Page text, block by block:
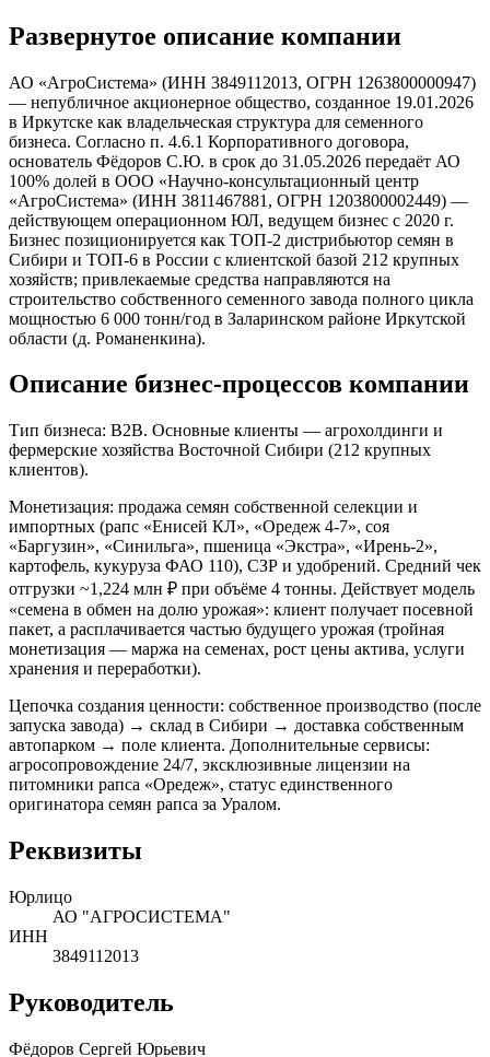
Развернутое описание компании
АО «АгроСистема» (ИНН 3849112013, ОГРН 1263800000947)
— непубличное акционерное общество, созданное 19.01.2026
в Иркутске как владельческая структура для семенного
бизнеса. Согласно п. 4.6.1 Корпоративного договора,
основатель Фёдоров С.Ю. в срок до 31.05.2026 передаёт АО
100% долей в ООО «Научно-консультационный центр
«АгроСистема» (ИНН 3811467881, ОГРН 1203800002449) —
действующем операционном ЮЛ, ведущем бизнес с 2020 г.
Бизнес позиционируется как ТОП-2 дистрибьютор семян в
Сибири и ТОП-6 в России с клиентской базой 212 крупных
хозяйств; привлекаемые средства направляются на
строительство собственного семенного завода полного цикла
мощностью 6 000 тонн/год в Заларинском районе Иркутской
области (д. Романенкина).
Описание бизнес-процессов компании
Тип бизнеса: B2B. Основные клиенты — агрохолдинги и
фермерские хозяйства Восточной Сибири (212 крупных
клиентов).
Монетизация: продажа семян собственной селекции и
импортных (рапс «Енисей КЛ», «Оредеж 4-7», соя
«Баргузин», «Синильга», пшеница «Экстра», «Ирень-2»,
картофель, кукуруза ФАО 110), СЗР и удобрений. Средний чек
отгрузки ~1,224 млн ₽ при объёме 4 тонны. Действует модель
«семена в обмен на долю урожая»: клиент получает посевной
пакет, а расплачивается частью будущего урожая (тройная
монетизация — маржа на семенах, рост цены актива, услуги
хранения и переработки).
Цепочка создания ценности: собственное производство (после
запуска завода) → склад в Сибири → доставка собственным
автопарком → поле клиента. Дополнительные сервисы:
агросопровождение 24/7, эксклюзивные лицензии на
питомники рапса «Оредеж», статус единственного
оригинатора семян рапса за Уралом.
Реквизиты
Юрлицо
АО "АГРОСИСТЕМА"
ИНН
3849112013
Руководитель
Фёдоров Сергей Юрьевич